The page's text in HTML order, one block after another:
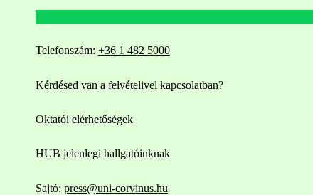
Telefonszám: +36 1 482 5000
Kérdésed van a felvételivel kapcsolatban?
Oktatói elérhetőségek
HUB jelenlegi hallgatóinknak
Sajtó: press@uni-corvinus.hu